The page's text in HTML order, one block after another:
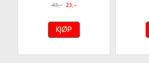
45,- 23,-
KJØP